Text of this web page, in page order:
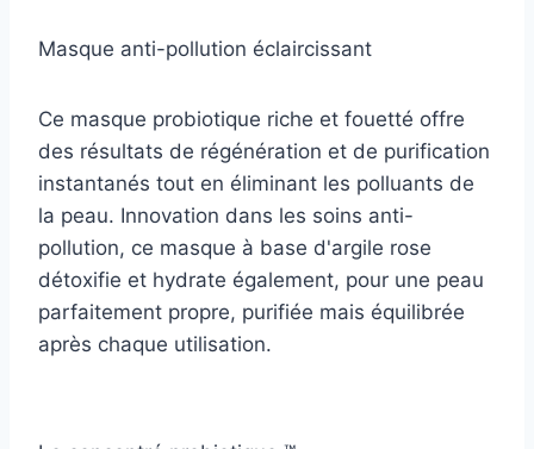
Masque anti-pollution éclaircissant
Ce masque probiotique riche et fouetté offre
des résultats de régénération et de purification
instantanés tout en éliminant les polluants de
la peau. Innovation dans les soins anti-
pollution, ce masque à base d'argile rose
détoxifie et hydrate également, pour une peau
parfaitement propre, purifiée mais équilibrée
après chaque utilisation.